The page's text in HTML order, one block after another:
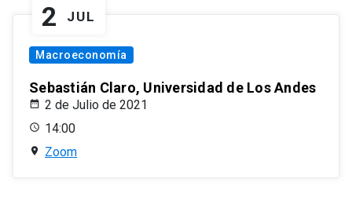
2 JUL
Macroeconomía
Sebastián Claro, Universidad de Los Andes
2 de Julio de 2021
14:00
Zoom